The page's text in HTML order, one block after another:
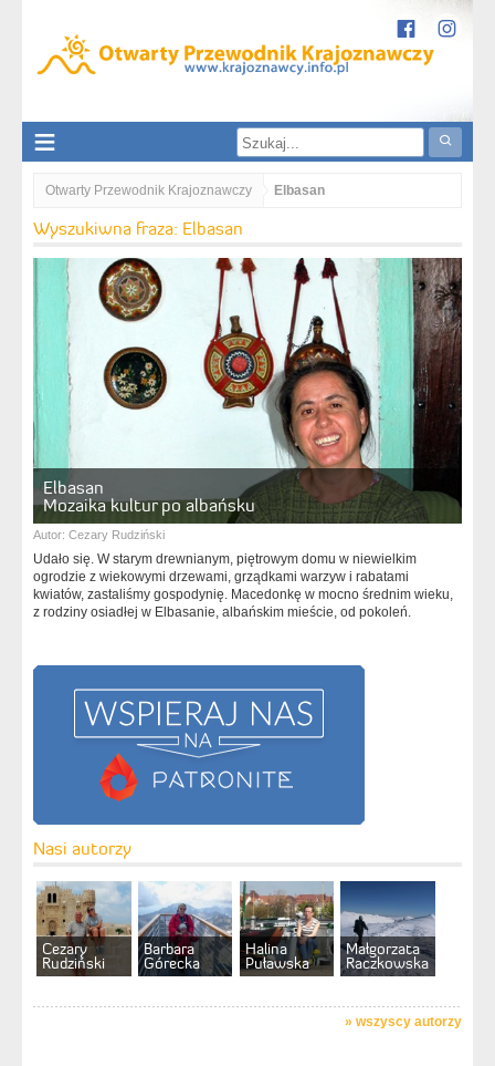
Otwarty Przewodnik Krajoznawczy Elbasan
Wyszukiwna fraza: Elbasan
Elbasan
Mozaika kultur po albańsku
Autor: Cezary Rudziński
Udało się. W starym drewnianym, piętrowym domu w niewielkim
ogrodzie z wiekowymi drzewami, grządkami warzyw i rabatami
kwiatów, zastaliśmy gospodynię. Macedonkę w mocno średnim wieku,
z rodziny osiadłej w Elbasanie, albańskim mieście, od pokoleń.
Nasi autorzy
Cezary
Rudziński
Barbara
Górecka
Halina
Puławska
Małgorzata
Raczkowska
» wszyscy autorzy